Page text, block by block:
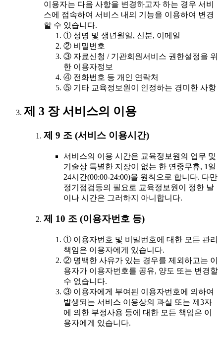
이용자는 다음 사항을 변경하고자 하는 경우 서비
스에 접속하여 서비스 내의 기능을 이용하여 변경
할 수 있습니다.
① 성명 및 생년월일, 신분, 이메일
② 비밀번호
③ 자료신청 / 기관회원서비스 권한설정을 위
한 이용자정보
④ 전화번호 등 개인 연락처
⑤ 기타 교육정보원이 인정하는 경미한 사항
제 3 장 서비스의 이용
제 9 조 (서비스 이용시간)
서비스의 이용 시간은 교육정보원의 업무 및
기술상 특별한 지장이 없는 한 연중무휴, 1일
24시간(00:00-24:00)을 원칙으로 합니다. 다만
정기점검등의 필요로 교육정보원이 정한 날
이나 시간은 그러하지 아니합니다.
제 10 조 (이용자번호 등)
① 이용자번호 및 비밀번호에 대한 모든 관리
책임은 이용자에게 있습니다.
② 명백한 사유가 있는 경우를 제외하고는 이
용자가 이용자번호를 공유, 양도 또는 변경할
수 없습니다.
③ 이용자에게 부여된 이용자번호에 의하여
발생되는 서비스 이용상의 과실 또는 제3자
에 의한 부정사용 등에 대한 모든 책임은 이
용자에게 있습니다.